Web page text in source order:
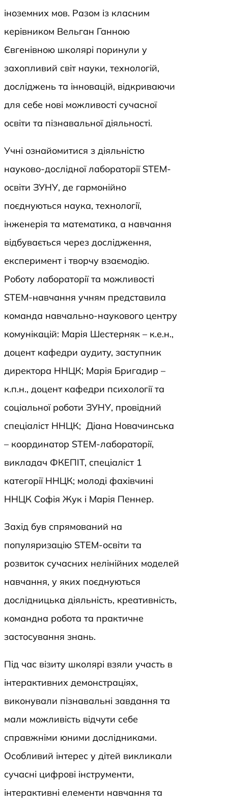
іноземних мов. Разом із класним
керівником Вельган Ганною
Євгенівною школярі поринули у
захопливий світ науки, технологій,
досліджень та інновацій, відкриваючи
для себе нові можливості сучасної
освіти та пізнавальної діяльності.
Учні ознайомитися з діяльністю
науково-дослідної лабораторії STEM-
освіти ЗУНУ, де гармонійно
поєднуються наука, технології,
інженерія та математика, а навчання
відбувається через дослідження,
експеримент і творчу взаємодію.
Роботу лабораторії та можливості
STEM-навчання учням представила
команда навчально-наукового центру
комунікацій: Марія Шестерняк – к.е.н.,
доцент кафедри аудиту, заступник
директора ННЦК; Марія Бригадир –
к.п.н., доцент кафедри психології та
соціальної роботи ЗУНУ, провідний
спеціаліст ННЦК; Діана Новачинська
– координатор STEM-лабораторії,
викладач ФКЕПІТ, спеціаліст 1
категорії ННЦК; молоді фахівчині
ННЦК Софія Жук і Марія Пеннер.
Захід був спрямований на
популяризацію STEM-освіти та
розвиток сучасних нелінійних моделей
навчання, у яких поєднуються
дослідницька діяльність, креативність,
командна робота та практичне
застосування знань.
Під час візиту школярі взяли участь в
інтерактивних демонстраціях,
виконували пізнавальні завдання та
мали можливість відчути себе
справжніми юними дослідниками.
Особливий інтерес у дітей викликали
сучасні цифрові інструменти,
інтерактивні елементи навчання та